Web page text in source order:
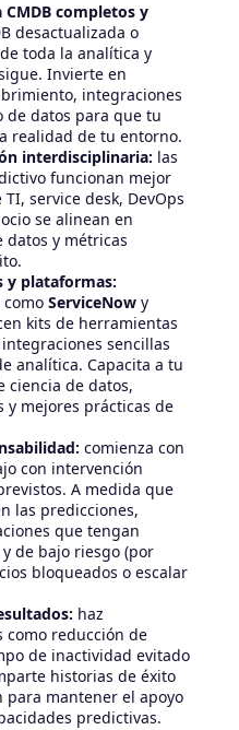
completos y
desactualizada o
toda la analítica y
Invierte en
integraciones
de datos para que tu
realidad de tu entorno.
interdisciplinaria: las
funcionan mejor
service desk, DevOps
se alinean en
y métricas
y plataformas:
ServiceNow y
kits de herramientas
sencillas
analítica. Capacita a tu
ciencia de datos,
y mejores prácticas de
comienza con
con intervención
A medida que
las predicciones,
que tengan
de bajo riesgo (por
bloqueados o escalar
haz
como reducción de
de inactividad evitado
historias de éxito
para mantener el apoyo
predictivas.